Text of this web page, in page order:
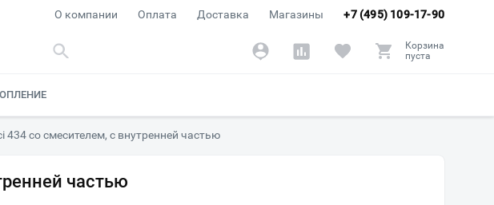
+7 (495) 109-17-90
О компании Оплата Доставка Магазины
Корзина
пуста
434 со смесителем, с внутренней частью
частью